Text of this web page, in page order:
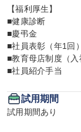
【福利厚生】
■健康診断
■慶弔金
■社員表彰（年1回）
■教育母店制度（入
■社員紹介手当
試用期間
試用期間あり